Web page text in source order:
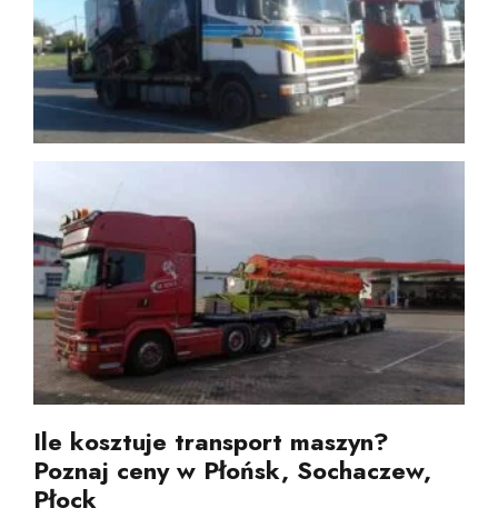
Ile kosztuje transport maszyn?
Poznaj ceny w Płońsk, Sochaczew,
Płock